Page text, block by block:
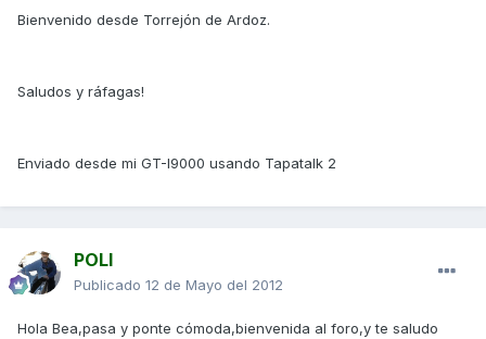
Bienvenido desde Torrejón de Ardoz.
Saludos y ráfagas!
Enviado desde mi GT-I9000 usando Tapatalk 2
POLI
Publicado 12 de Mayo del 2012
Hola Bea,pasa y ponte cómoda,bienvenida al foro,y te saludo